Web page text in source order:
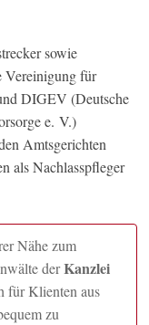
sowie
Vereinigung für
DIGEV (Deutsche
e. V.)
Amtsgerichten
als Nachlasspfleger
Nähe zum
derKanzlei
für Klienten aus
zu